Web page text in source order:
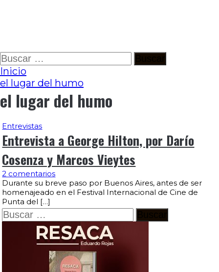
Ir
al
contenido
Buscar:
Inicio
el lugar del humo
el lugar del humo
Entrevistas
Entrevista a George Hilton, por Darío
Cosenza y Marcos Vieytes
2 comentarios
Durante su breve paso por Buenos Aires, antes de ser
homenajeado en el Festival Internacional de Cine de
Punta del […]
Buscar: